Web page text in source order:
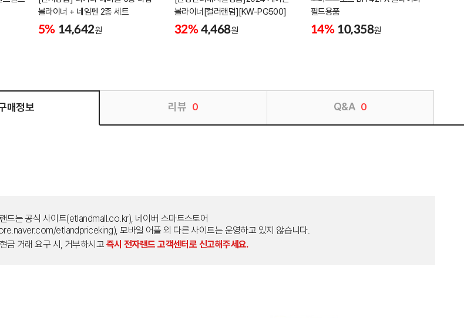
볼라이너 + 네임펜 2종 세트
5% 14,642원
볼라이너[컬러랜덤][KW-PG500]
32% 4,468원
필드용품
14% 10,358원
매정보 리뷰 0 Q&A 0
드는 공식 사이트(etlandmall.co.kr), 네이버 스마트스토어
etlandpriceking), 모바일 어플 외 다른 사이트는 운영하고 있지 않습니다.
금 거래 요구 시, 거부하시고 즉시 전자랜드 고객센터로 신고해주세요.